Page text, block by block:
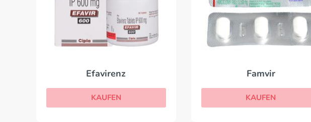
Efavirenz
KAUFEN
Famvir
KAUFEN